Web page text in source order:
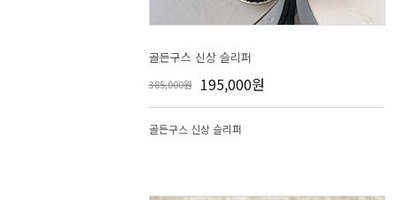
골든구스 신상 슬리퍼
385,000원 195,000원
골든구스 신상 슬리퍼